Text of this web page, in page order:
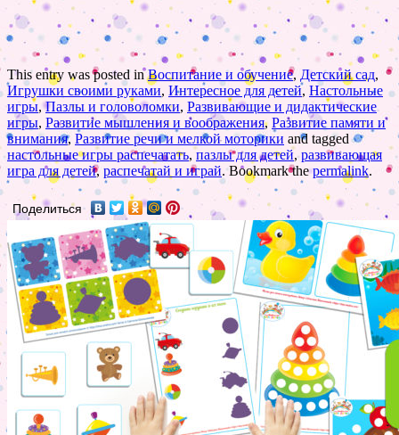
This entry was posted inВоспитание и обучение, Детский сад,
Игрушки своими руками, Интересное для детей, Настольные
игры,Пазлы и головоломки, Развивающие и дидактические
игры, Развитие мышления и воображения, Развитие памяти и
внимания, Развитие речи и мелкой моторики and tagged
настольные игры распечатать,пазлы для детей,развивающая
игра для детей, распечатай и играй. Bookmark thepermalink.
Поделиться